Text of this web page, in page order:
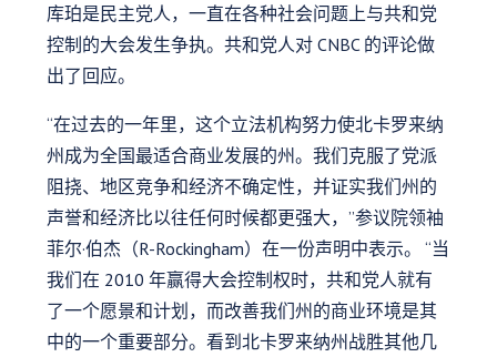
库珀是民主党人，一直在各种社会问题上与共和党
控制的大会发生争执。共和党人对 CNBC 的评论做
出了回应。
“在过去的一年里，这个立法机构努力使北卡罗来纳
州成为全国最适合商业发展的州。我们克服了党派
阻挠、地区竞争和经济不确定性，并证实我们州的
声誉和经济比以往任何时候都更强大，”参议院领袖
菲尔·伯杰（R-Rockingham）在一份声明中表示。 “当
我们在 2010 年赢得大会控制权时，共和党人就有
了一个愿景和计划，而改善我们州的商业环境是其
中的一个重要部分。看到北卡罗来纳州战胜其他几